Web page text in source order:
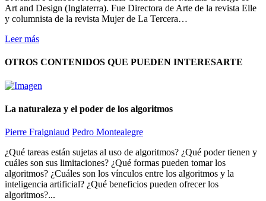
Art and Design (Inglaterra). Fue Directora de Arte de la revista Elle
y columnista de la revista Mujer de La Tercera…
Leer más
OTROS CONTENIDOS QUE PUEDEN INTERESARTE
La naturaleza y el poder de los algoritmos
Pierre Fraigniaud Pedro Montealegre
¿Qué tareas están sujetas al uso de algoritmos? ¿Qué poder tienen y
cuáles son sus limitaciones? ¿Qué formas pueden tomar los
algoritmos? ¿Cuáles son los vínculos entre los algoritmos y la
inteligencia artificial? ¿Qué beneficios pueden ofrecer los
algoritmos?...